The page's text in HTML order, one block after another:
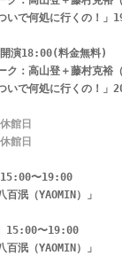
いで何処に行くの！」
演18:00(料金無料)
ク：高山登＋藤村克裕（
いで何処に行くの！」
館日
館日
〜19:00
泯（YAOMIN）」
15:00〜19:00
泯（YAOMIN）」